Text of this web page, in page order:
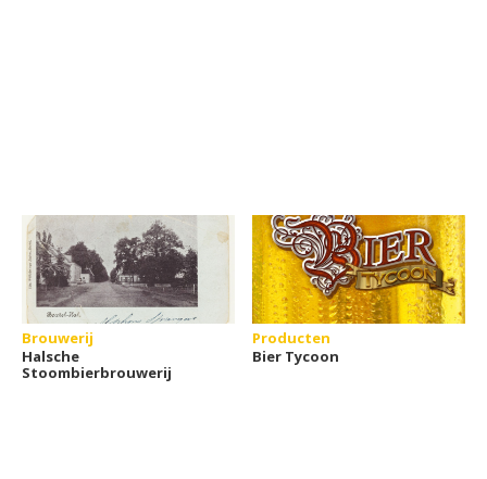
Brouwerij
Halsche
Stoombierbrouwerij
Producten
Bier Tycoon